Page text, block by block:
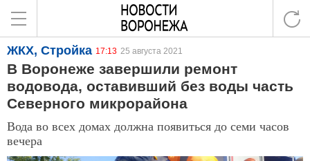
ЖКХ, Стройка 17:13 25 августа 2021
В Воронеже завершили ремонт
водовода, оставивший без воды часть
Северного микрорайона
Вода во всех домах должна появиться до семи часов
вечера